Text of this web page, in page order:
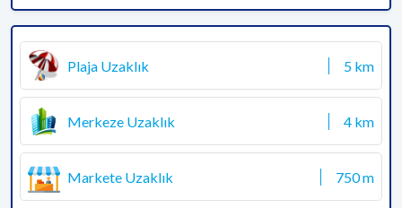
Plaja Uzaklık 5 km
Merkeze Uzaklık 4 km
Markete Uzaklık 750 m